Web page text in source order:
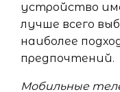
устройство
лучше всего
наиболее
предпочтений.
Мобильные